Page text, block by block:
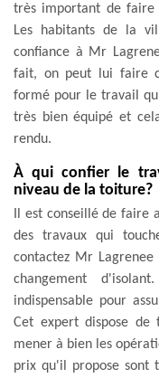
très important de
Les habitants de la
confiance à Mr
fait, on peut lui faire
formé pour le travail
très bien équipé et
rendu.
À qui confier le
niveau de la toiture?
Il est conseillé de faire
des travaux qui
contactez Mr
changement
indispensable pour
Cet expert dispose de
mener à bien les
prix qu'il propose sont